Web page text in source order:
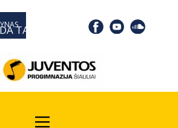
0667 19366